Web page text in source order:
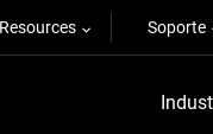
Resources Soporte